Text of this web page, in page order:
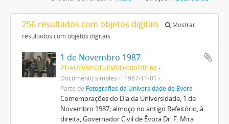
256 resultados com objetos digitais
Mostrar
resultados com objetos digitais
1 de Novembro 1987
PT/AUEVR/FOTUEVR/D/0007/0166
Documento simples
1987-11-01
Parte de Fotografias da Universidade de Évora
Comemorações do Dia da Universidade, 1 de
Novembro 1987; almoço no antigo Refeitório, à
direita, Governador Civil de Évora Dr. F. Mira